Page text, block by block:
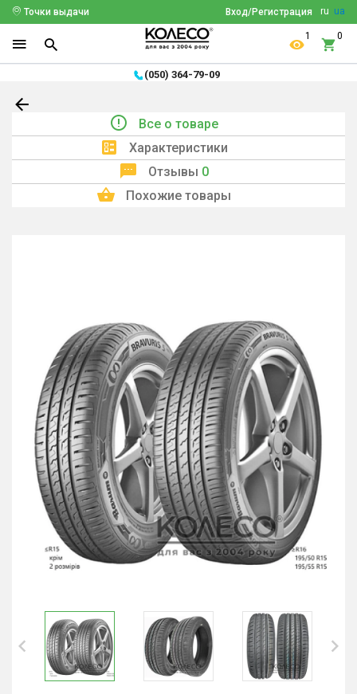
ru ua
Вход/Регистрация
Точки выдачи
1 0
(050) 364-79-09
Все о товаре
Характеристики
Отзывы 0
Похожие товары